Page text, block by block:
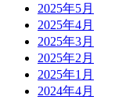
2025年5月
2025年4月
2025年3月
2025年2月
2025年1月
2024年4月